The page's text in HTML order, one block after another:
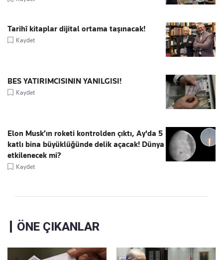
Tarihî kitaplar dijital ortama taşınacak!
Kaydet
BES YATIRIMCISININ YANILGISI!
Kaydet
Elon Musk’ın roketi kontrolden çıktı, Ay'da 5
katlı bina büyüklüğünde delik açacak! Dünya
etkilenecek mi?
Kaydet
ÖNE ÇIKANLAR